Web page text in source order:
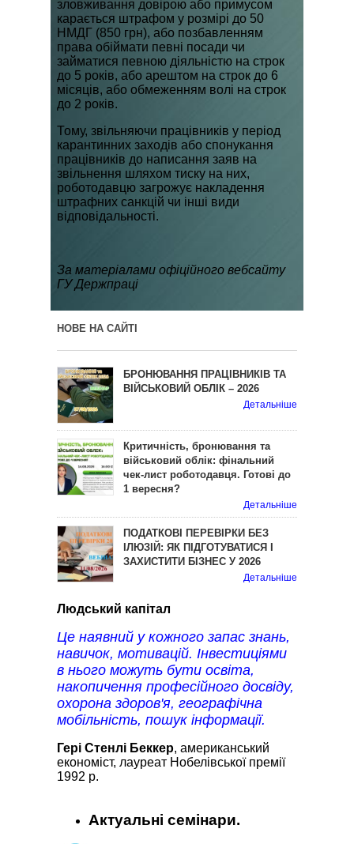
зловживання довірою або примусом
карається штрафом у розмірі до 50
НМДГ (850 грн), або позбавленням
права обіймати певні посади чи
займатися певною діяльністю на строк
до 5 років, або арештом на строк до 6
місяців, або обмеженням волі на строк
до 2 років.
Тому, звільняючи працівників у період
карантинних заходів або спонукання
працівників до написання заяв на
звільнення шляхом тиску на них,
роботодавцю загрожує накладення
штрафних санкцій чи інші види
відповідальності.
За матеріалами офіційного вебсайту
ГУ Держпраці
НОВЕ НА САЙТІ
БРОНЮВАННЯ ПРАЦІВНИКІВ ТА
ВІЙСЬКОВИЙ ОБЛІК – 2026
Детальніше
Критичність, бронювання та
військовий облік: фінальний
чек-лист роботодавця. Готові до
1 вересня?
Детальніше
ПОДАТКОВІ ПЕРЕВІРКИ БЕЗ
ІЛЮЗІЙ: ЯК ПІДГОТУВАТИСЯ І
ЗАХИСТИТИ БІЗНЕС У 2026
Детальніше
Людський капітал
Це наявний у кожного запас знань,
навичок, мотивацій. Інвестиціями
в нього можуть бути освіта,
накопичення професійного досвіду,
охорона здоров'я, географічна
мобільність, пошук інформації.
Гері Стенлі Беккер, американський
економіст, лауреат Нобелівської премії
1992 р.
Актуальні семінари.